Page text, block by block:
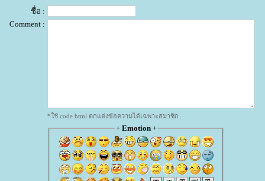
ชื่อ :
Comment :
*ใช้ code html ตกแต่งข้อความได้เฉพาะสมาชิก
+ Emotion+